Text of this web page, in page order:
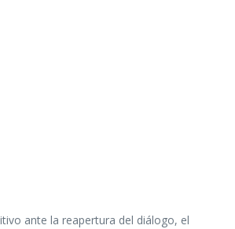
ante la reapertura del diálogo, el